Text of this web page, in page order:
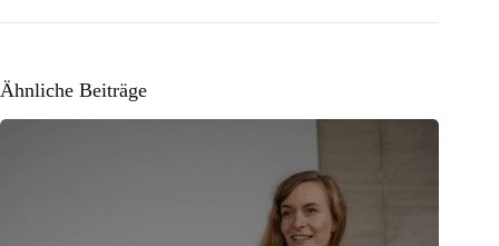
Ähnliche Beiträge